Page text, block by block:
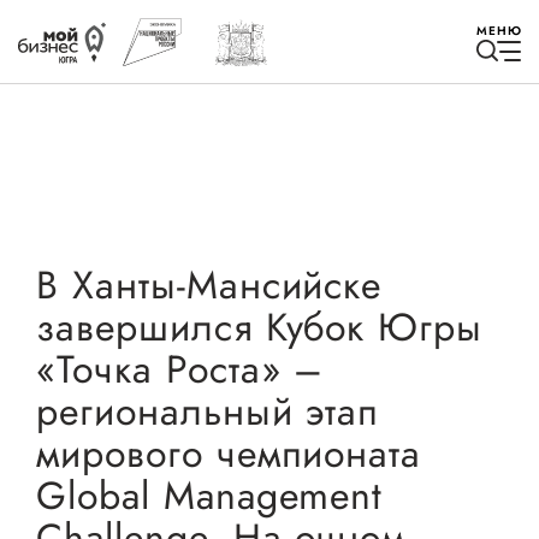
МЕНЮ
Избранное
Быть в курсе
Мероприятия
Новости
В Ханты-Мансийске
завершился Кубок Югры
«Точка Роста» –
региональный этап
мирового чемпионата
Global Management